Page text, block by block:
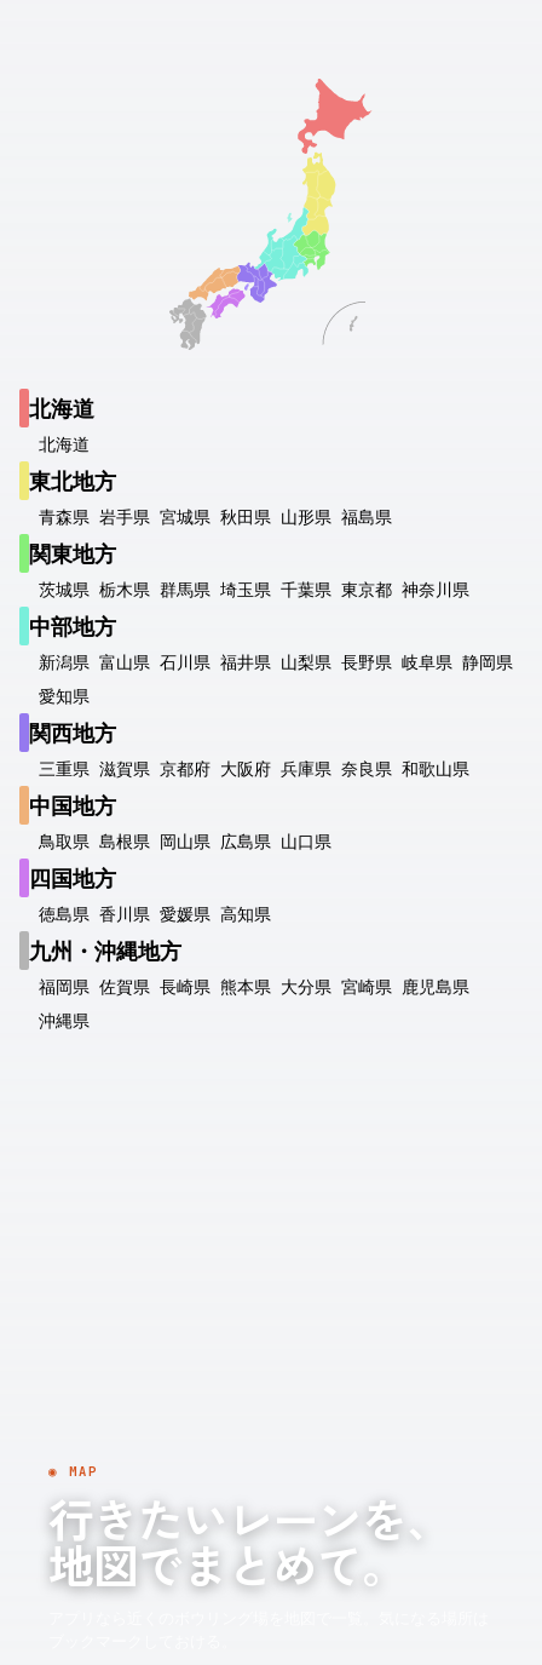
北海道
北海道
東北地方
青森県 岩手県 宮城県 秋田県 山形県 福島県
関東地方
茨城県 栃木県 群馬県 埼玉県 千葉県 東京都 神奈川県
中部地方
新潟県 富山県 石川県 福井県 山梨県 長野県 岐阜県 静岡県
愛知県
関西地方
三重県 滋賀県 京都府 大阪府 兵庫県 奈良県 和歌山県
中国地方
鳥取県 島根県 岡山県 広島県 山口県
四国地方
徳島県 香川県 愛媛県 高知県
九州・沖縄地方
福岡県 佐賀県 長崎県 熊本県 大分県 宮崎県 鹿児島県
沖縄県
◉ MAP
行きたいレーンを、
地図でまとめて。